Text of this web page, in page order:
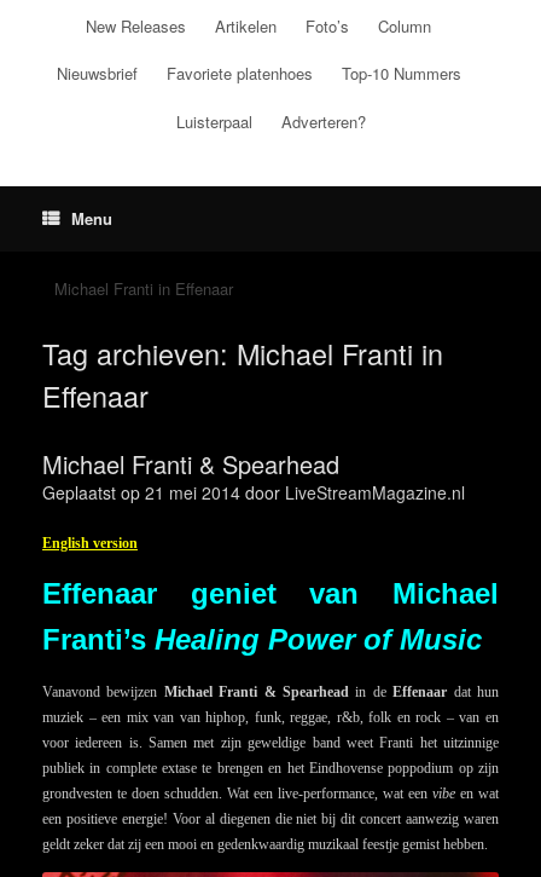
New Releases Artikelen Foto’s Column
Nieuwsbrief Favoriete platenhoes Top-10 Nummers
Luisterpaal Adverteren?
Menu
Michael Franti in Effenaar
Tag archieven: Michael Franti in
Effenaar
Michael Franti & Spearhead
Geplaatst op 21 mei 2014 door LiveStreamMagazine.nl
English version
Effenaar geniet van Michael
Franti’s Healing Power of Music
Vanavond bewijzen Michael Franti & Spearhead in deEffenaar dat hun
muziek – een mix van van hiphop, funk, reggae, r&b, folk en rock – van en
voor iedereen is. Samen met zijn geweldige band weet Franti het uitzinnige
publiek in complete extase te brengen en het Eindhovense poppodium op zijn
grondvesten te doen schudden. Wat een live-performance, wat een vibe en wat
een positieve energie! Voor al diegenen die niet bij dit concert aanwezig waren
geldt zeker dat zij een mooi en gedenkwaardig muzikaal feestje gemist hebben.